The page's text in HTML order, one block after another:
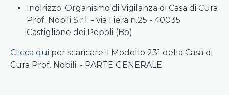
Indirizzo: Organismo di Vigilanza di Casa di Cura
Prof. Nobili S.r.l. - via Fiera n.25 - 40035
Castiglione dei Pepoli (Bo)
Clicca qui per scaricare il Modello 231 della Casa di
Cura Prof. Nobili. - PARTE GENERALE